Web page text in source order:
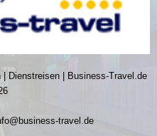
Dienstreisen | Business-Travel.de
travel.de